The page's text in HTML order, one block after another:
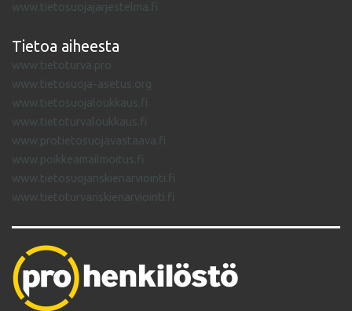
www.tietosuojajarjestelma.fi
Tietoa aiheesta
www.tietoturva.pro
www.tietosuoja-asetus.org
www.tietosuojaloukkaus.fi
www.tietoturvaloukkaus.fi
www.protietosuojavastaava.fi
www.poikkeamailmoitus.fi
www.tietosuojariskienarviointi.fi
www.tietoturvariskienarviointi.fi